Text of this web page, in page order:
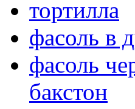
тортилла
фасоль в
фасоль
бакстон